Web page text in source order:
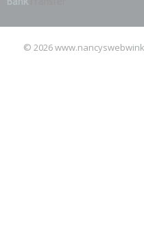
© 2026